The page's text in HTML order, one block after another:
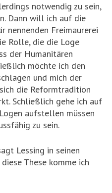
notwendig zu sein,
Dann will ich auf die
nennenden Freimaurerei
Rolle, die die Loge
der Humanitären
möchte ich den
und mich der
die Reformtradition
Schließlich gehe ich auf
aufstellen müssen
zu sein.
Lessing in seinen
These komme ich